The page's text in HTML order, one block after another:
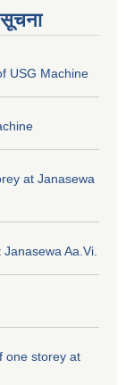
सूचना
USG Machine
at Janasewa
Aa.Vi.
one storey at